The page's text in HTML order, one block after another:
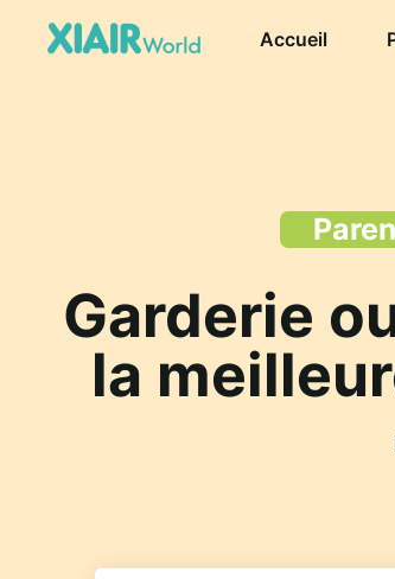
Accueil
Garderie
la